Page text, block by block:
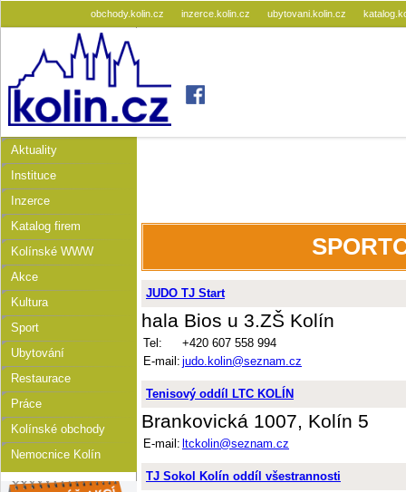
obchody.kolin.cz inzerce.kolin.cz ubytovani.kolin.cz
Aktuality
Instituce
Inzerce
Katalog firem
Kolínské WWW
Akce
Kultura
Sport
Ubytování
Restaurace
Práce
Kolínské obchody
Nemocnice Kolín
JUDO TJ Start
hala Bios u 3.ZŠ Kolín
Tel:
+420 607 558 994
E-mail: judo.kolin@seznam.cz
Tenisový oddíl LTC KOLÍN
Brankovická 1007, Kolín 5
E-mail: ltckolin@seznam.cz
TJ Sokol Kolín oddíl všestrannosti